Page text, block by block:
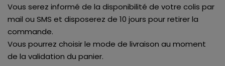
Vous serez informé de la disponibilité de votre colis par
mail ou SMS et disposerez de 10 jours pour retirer la
commande.
Vous pourrez choisir le mode de livraison au moment
de la validation du panier.